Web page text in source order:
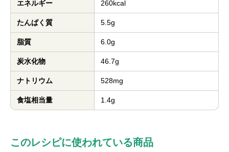
エネルギー 260kcal
たんぱく質 5.5g
脂質 6.0g
炭水化物 46.7g
ナトリウム 528mg
食塩相当量 1.4g
このレシピに使われている商品